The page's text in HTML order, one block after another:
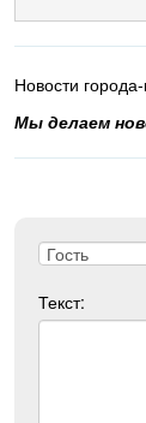
Новости
Мы делаем
Текст: